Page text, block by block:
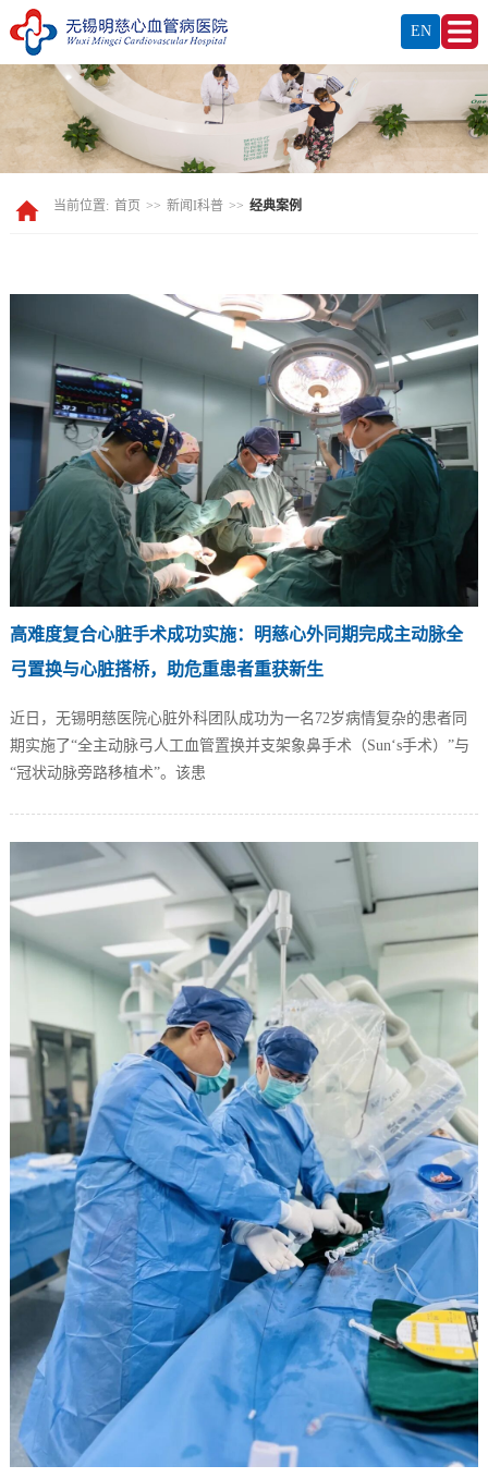
EN
当前位置: 首页 >> 新闻I科普 >> 经典案例
高难度复合心脏手术成功实施：明慈心外同期完成主动脉全
弓置换与心脏搭桥，助危重患者重获新生
近日，无锡明慈医院心脏外科团队成功为一名72岁病情复杂的患者同
期实施了“全主动脉弓人工血管置换并支架象鼻手术（Sun‘s手术）”与
“冠状动脉旁路移植术”。该患